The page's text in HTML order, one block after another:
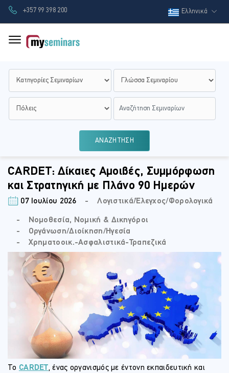
+357 99 398 200 Ελληνικά
ΑΝΑΖΗΤΗΣΗ
CARDET: Δίκαιες Αμοιβές, Συμμόρφωση
και Στρατηγική με Πλάνο 90 Ημερών
07 Ιουλίου 2026 ⠀ -⠀ Λογιστικά/Έλεγχος/Φορολογικά
⠀ -⠀ Νομοθεσία, Νομική & Δικηγόροι
⠀ -⠀ Οργάνωση/Διοίκηση/Ηγεσία
⠀ -⠀ Χρηματοοικ.-Ασφαλιστικά-Τραπεζικά
Το CARDET, ένας οργανισμός με έντονη εκπαιδευτική και